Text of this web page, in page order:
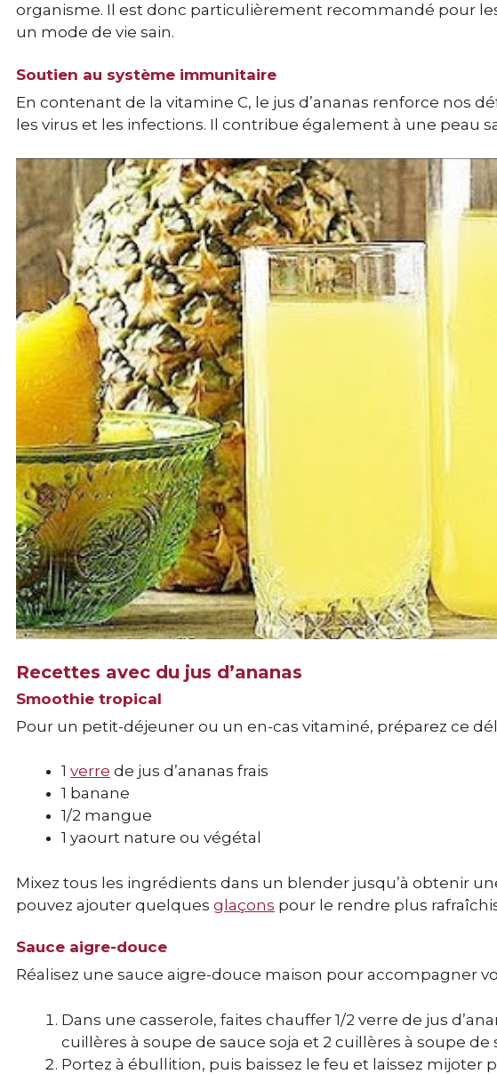
organisme. Il est donc particulièrement recommandé pour
un mode de vie sain.
Soutien au système immunitaire
En contenant de la vitamine C, le jus d’ananas renforce nos
les virus et les infections. Il contribue également à une peau
Recettes avec du jus d’ananas
Smoothie tropical
Pour un petit-déjeuner ou un en-cas vitaminé, préparez ce
1 verre de jus d’ananas frais
1 banane
1/2 mangue
1 yaourt nature ou végétal
Mixez tous les ingrédients dans un blender jusqu’à obtenir
pouvez ajouter quelques glaçons pour le rendre plus
Sauce aigre-douce
Réalisez une sauce aigre-douce maison pour accompagner
Dans une casserole, faites chauffer 1/2 verre de jus
cuillères à soupe de sauce soja et 2 cuillères à soupe de
Portez à ébullition, puis baissez le feu et laissez mijoter